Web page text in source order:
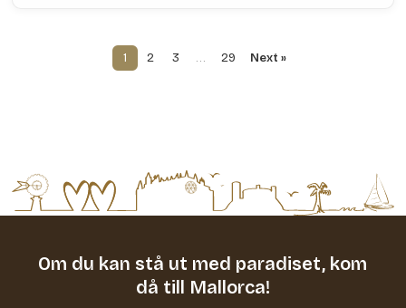
1 2 3 … 29 Next »
Om du kan stå ut med paradiset, kom
då till Mallorca!